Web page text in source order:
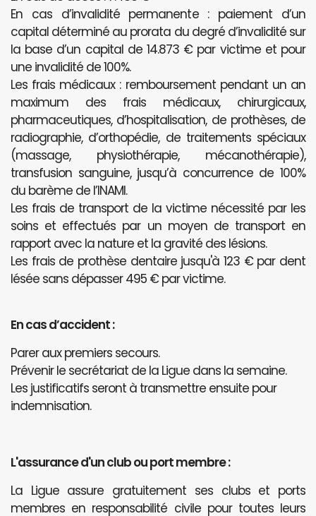
En cas d’invalidité permanente : paiement d’un
capital déterminé au prorata du degré d’invalidité sur
la base d’un capital de 14.873 € par victime et pour
une invalidité de 100%.
Les frais médicaux : remboursement pendant un an
maximum des frais médicaux, chirurgicaux,
pharmaceutiques, d’hospitalisation, de prothèses, de
radiographie, d’orthopédie, de traitements spéciaux
(massage, physiothérapie, mécanothérapie),
transfusion sanguine, jusqu’à concurrence de 100%
du barème de l’INAMI.
Les frais de transport de la victime nécessité par les
soins et effectués par un moyen de transport en
rapport avec la nature et la gravité des lésions.
Les frais de prothèse dentaire jusqu'à 123 € par dent
lésée sans dépasser 495 € par victime.
En cas d’accident :
Parer aux premiers secours.
Prévenir le secrétariat de la Ligue dans la semaine.
Les justificatifs seront à transmettre ensuite pour
indemnisation.
L'assurance d'un club ou port membre :
La Ligue assure gratuitement ses clubs et ports
membres en responsabilité civile pour toutes leurs